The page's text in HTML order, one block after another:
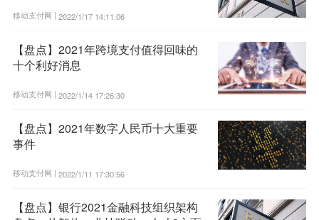
移动支付网 | 2022/1/17 14:11:06
【盘点】2021年跨境支付值得回味的
十个利好消息
移动支付网 | 2022/1/14 17:26:30
【盘点】2021年数字人民币十大重要
事件
移动支付网 | 2022/1/11 17:30:56
【盘点】银行2021金融科技组织架构